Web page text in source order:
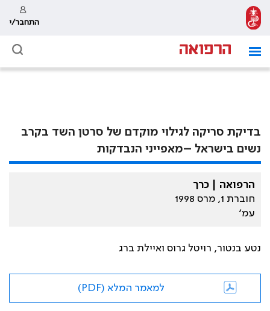
התחבר/י
בדיקת סריקה לגילוי מוקדם של סרטן השד בקרב
נשים בישראל –מאפייני הנבדקות
הרפואה | כרך
חוברת 1, מרס 1998
עמ׳
נטע בנטור, רויטל גרוס ואיילת ברג
למאמר המלא (PDF)